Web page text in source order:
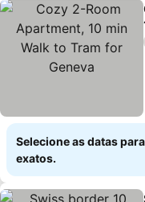
Selecione as datas
exatos.